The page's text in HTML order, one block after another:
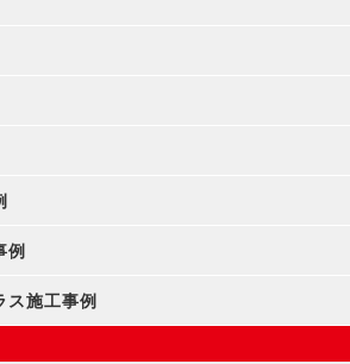
例
ス施工事例